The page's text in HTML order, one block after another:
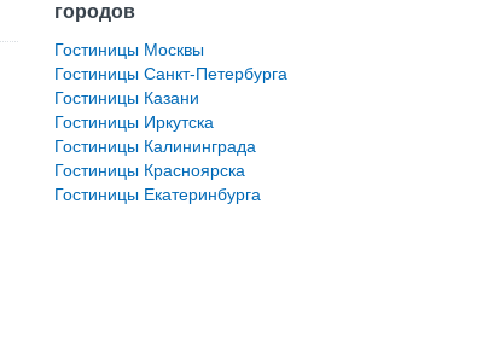
городов
Гостиницы Москвы
Гостиницы Санкт-Петербурга
Гостиницы Казани
Гостиницы Иркутска
Гостиницы Калининграда
Гостиницы Красноярска
Гостиницы Екатеринбурга